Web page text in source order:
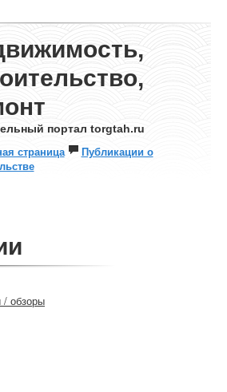
портал torgtah.ru
страница
Публикации о
/ обзоры